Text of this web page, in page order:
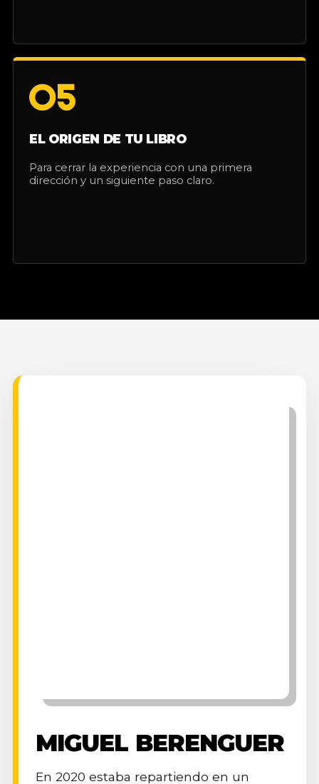
05
EL ORIGEN DE TU LIBRO
Para cerrar la experiencia con una primera
dirección y un siguiente paso claro.
MIGUEL BERENGUER
En 2020 estaba repartiendo en un